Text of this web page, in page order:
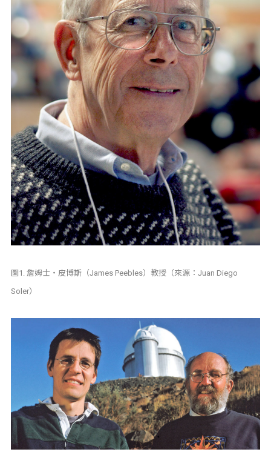
圖1. 詹姆士‧皮博斯（James Peebles）教授（來源：Juan Diego
Soler）